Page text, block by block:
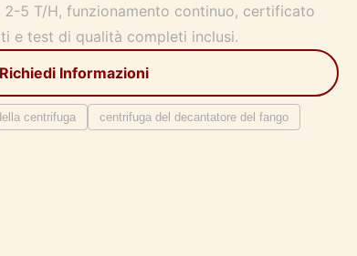
5 T/H, funzionamento continuo, certificato
e test di qualità completi inclusi.
Richiedi Informazioni
centrifuga
centrifuga del decantatore del fango